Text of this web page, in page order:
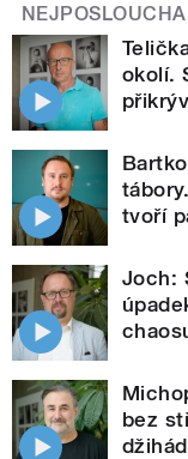
okolí.
tvoří
Joch:
bez